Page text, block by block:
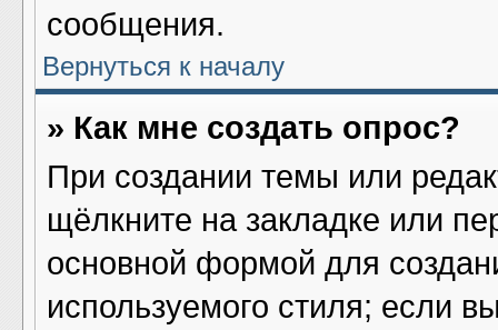
сообщения.
Вернуться к началу
» Как мне создать опрос?
При создании темы или
щёлкните на закладке или
основной формой для
используемого стиля; если